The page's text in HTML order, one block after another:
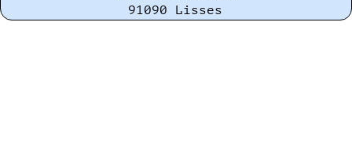
91090 Lisses